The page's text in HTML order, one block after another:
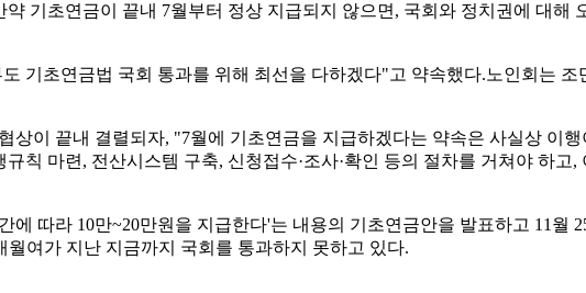
기초연금이 끝내 7월부터 정상 지급되지 않으면, 국회와 정치권에 대해
기초연금법 국회 통과를 위해 최선을 다하겠다"고 약속했다.노인회는
이 끝내 결렬되자, "7월에 기초연금을 지급하겠다는 약속은 사실상 이
칙 마련, 전산시스템 구축, 신청접수·조사·확인 등의 절차를 거쳐야 하고
에 따라 10만~20만원을 지급한다'는 내용의 기초연금안을 발표하고 11월
여가 지난 지금까지 국회를 통과하지 못하고 있다.